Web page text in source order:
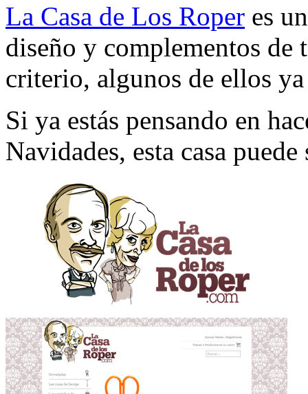
La Casa de Los Roper es
diseño y complementos de
criterio, algunos de ellos
Si ya estás pensando en
Navidades, esta casa